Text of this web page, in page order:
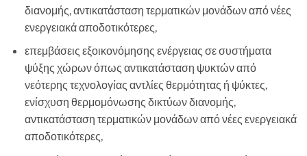
διανομής, αντικατάσταση τερματικών μονάδων από νέες
ενεργειακά αποδοτικότερες,
επεμβάσεις εξοικονόμησης ενέργειας σε συστήματα
ψύξης χώρων όπως αντικατάσταση ψυκτών από
νεότερης τεχνολογίας αντλίες θερμότητας ή ψύκτες,
ενίσχυση θερμομόνωσης δικτύων διανομής,
αντικατάσταση τερματικών μονάδων από νέες ενεργειακά
αποδοτικότερες,